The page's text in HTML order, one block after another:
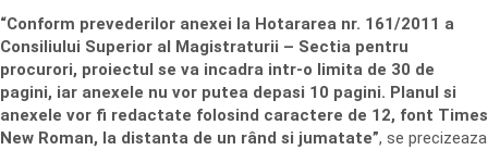
“Conform prevederilor anexei la Hotararea nr. 161/2011 a
Consiliului Superior al Magistraturii – Sectia pentru
procurori, proiectul se va incadra intr-o limita de 30 de
pagini, iar anexele nu vor putea depasi 10 pagini. Planul si
anexele vor fi redactate folosind caractere de 12, font Times
New Roman, la distanta de un rând si jumatate”, se precizeaza